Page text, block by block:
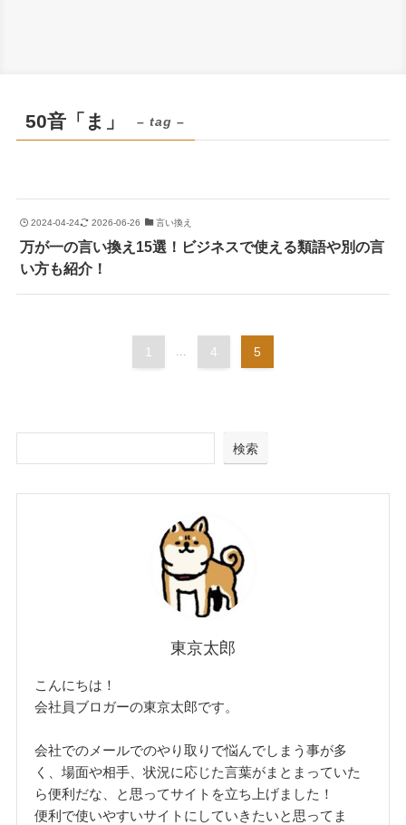
50音「ま」 – tag –
2024-04-24 2026-06-26 言い換え
万が一の言い換え15選！ビジネスで使える類語や別の言
い方も紹介！
1 ... 4 5
検索
東京太郎
こんにちは！
会社員ブロガーの東京太郎です。
会社でのメールでのやり取りで悩んでしまう事が多
く、場面や相手、状況に応じた言葉がまとまっていた
ら便利だな、と思ってサイトを立ち上げました！
便利で使いやすいサイトにしていきたいと思ってま